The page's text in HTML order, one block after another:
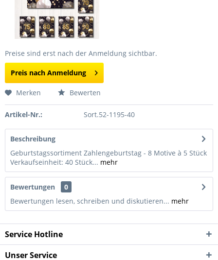
Preise sind erst nach der Anmeldung sichtbar.
Preis nach Anmeldung
Merken Bewerten
Artikel-Nr.: Sort.52-1195-40
Beschreibung
Geburtstagssortiment Zahlengeburtstag - 8 Motive à 5 Stück
Verkaufseinheit: 40 Stück... mehr
Bewertungen
0
Bewertungen lesen, schreiben und diskutieren... mehr
Service Hotline
Unser Service